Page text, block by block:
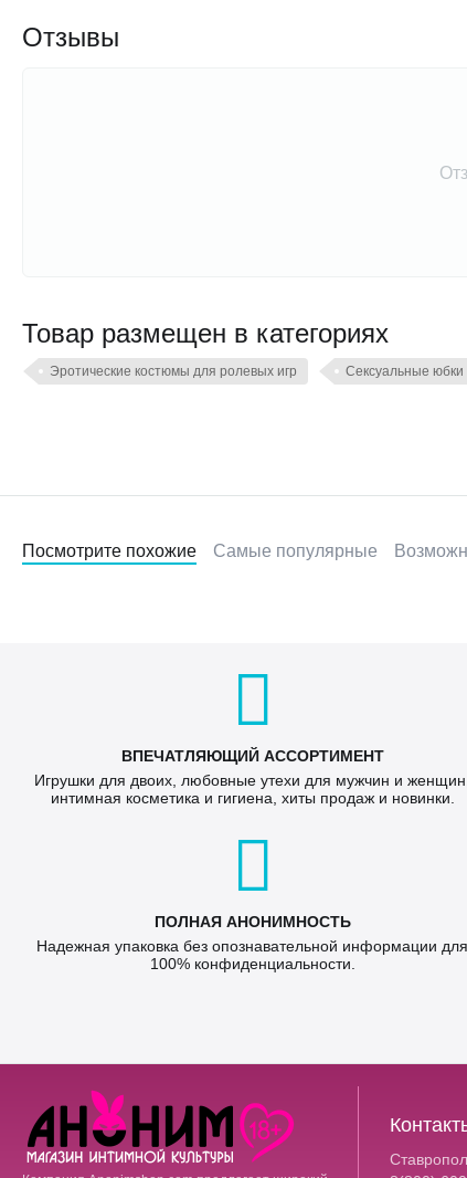
Отзывы
Товар размещен в категориях
Эротические костюмы для ролевых игр Сексуальные юбки
Посмотрите похожие Самые популярные
ВПЕЧАТЛЯЮЩИЙ АССОРТИМЕНТ
Игрушки для двоих, любовные утехи для мужчин и женщин,
интимная косметика и гигиена, хиты продаж и новинки.
ПОЛНАЯ АНОНИМНОСТЬ
Надежная упаковка без опознавательной информации для
100% конфиденциальности.